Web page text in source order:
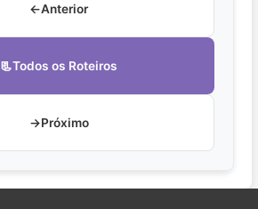
←Anterior
📃Todos os Roteiros
→Próximo